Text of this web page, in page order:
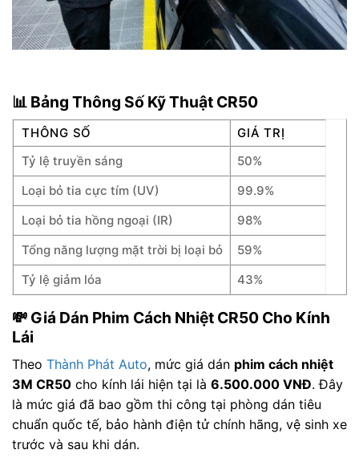
📊 Bảng Thông Số Kỹ Thuật CR50
THÔNG SỐ
GIÁ TRỊ
Tỷ lệ truyền sáng
50%
Loại bỏ tia cực tím (UV)
99.9%
Loại bỏ tia hồng ngoại (IR)
98%
Tổng năng lượng mặt trời bị loại bỏ
59%
Tỷ lệ giảm lóa
43%
💸 Giá Dán Phim Cách Nhiệt CR50 Cho Kính
Lái
Theo Thành Phát Auto, mức giá dán phim cách nhiệt
3M CR50 cho kính lái hiện tại là 6.500.000 VNĐ. Đây
là mức giá đã bao gồm thi công tại phòng dán tiêu
chuẩn quốc tế, bảo hành điện tử chính hãng, vệ sinh xe
trước và sau khi dán.